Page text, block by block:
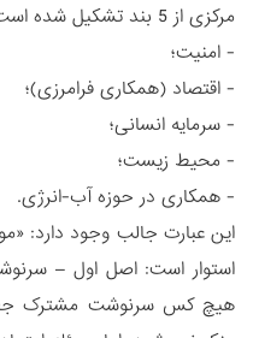
مرکزی از 5 بند تشکیل شده است:
- امنیت؛
- اقتصاد (همکاری فرامرزی)؛
- سرمایه انسانی؛
- محیط زیست؛
- همکاری در حوزه آب-انرژی.
این عبارت جالب وجود دارد:
استوار است: اصل اول –
هیچ کس سرنوشت مشترک